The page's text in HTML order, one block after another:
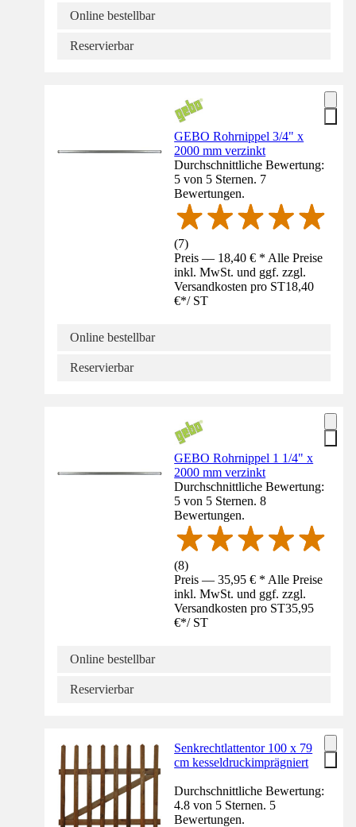
Online bestellbar
Reservierbar
GEBO Rohrnippel 3/4" x
2000 mm verzinkt
Durchschnittliche Bewertung:
5 von 5 Sternen. 7
Bewertungen.
(7)
Preis — 18,40 € * Alle Preise
inkl. MwSt. und ggf. zzgl.
Versandkosten pro ST18,40
€*/ ST
Online bestellbar
Reservierbar
GEBO Rohrnippel 1 1/4" x
2000 mm verzinkt
Durchschnittliche Bewertung:
5 von 5 Sternen. 8
Bewertungen.
(8)
Preis — 35,95 € * Alle Preise
inkl. MwSt. und ggf. zzgl.
Versandkosten pro ST35,95
€*/ ST
Online bestellbar
Reservierbar
Senkrechtlattentor 100 x 79
cm kesseldruckimprägniert
Durchschnittliche Bewertung:
4.8 von 5 Sternen. 5
Bewertungen.